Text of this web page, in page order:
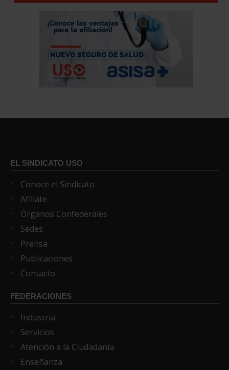
EL SINDICATO USO
Conoce el Sindicato
Afíliate
Órganos Confederales
Sedes
Prensa
Publicaciones
Contacto
FEDERACIONES
Industria
Servicios
Atención a la Ciudadanía
Enseñanza